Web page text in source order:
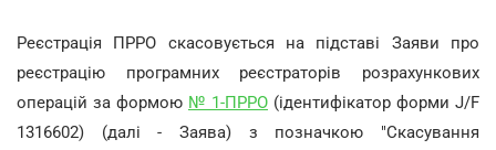
Реєстрація ПРРО скасовується на підставі Заяви про
реєстрацію програмних реєстраторів розрахункових
операцій за формою № 1-ПРРО (ідентифікатор форми J/F
1316602) (далі - Заява) з позначкою "Скасування